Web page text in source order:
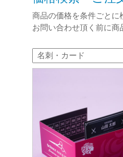
商品の価格を条件ごとに
お問い合わせ頂く前に商